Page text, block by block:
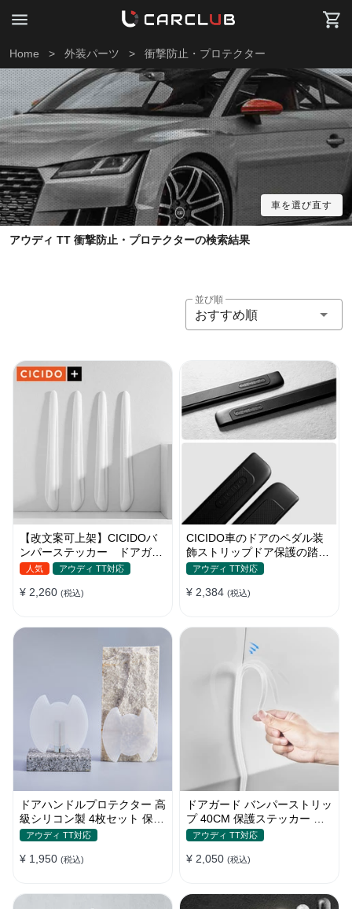
Home > 外装パーツ > 衝撃防止・プロテクター
車を選び直す
アウディ TT 衝撃防止・プロテクターの検索結果
並び順
おすすめ順
【改文案可上架】CICIDOバ
ンパーステッカー ドアガー
ド 衝突防止プロテクター 耐
人気 アウディ TT対応
¥ 2,260 (税込)
CICIDO車のドアのペダル装
飾ストリップドア保護の踏み
つけ防止
アウディ TT対応
¥ 2,384 (税込)
ドアハンドルプロテクター 高
級シリコン製 4枚セット 保護
フィルム キズ防止 全車種
アウディ TT対応
¥ 1,950 (税込)
ドアガード バンパーストリッ
プ 40CM 保護ステッカー キ
ズ防止 プロテクターシール
アウディ TT対応
¥ 2,050 (税込)